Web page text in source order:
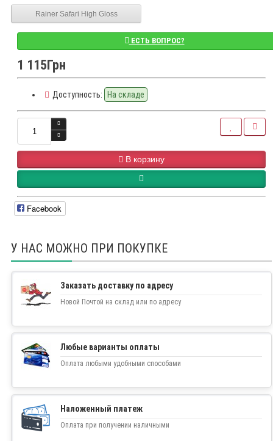
Rainer Safari High Gloss
ЕСТЬ ВОПРОС?
1 115Грн
Доступность: На складе
В корзину
Facebook
У НАС МОЖНО ПРИ ПОКУПКЕ
Заказать доставку по адресу
Новой Почтой на склад или по адресу
Любые варианты оплаты
Оплата любыми удобными способами
Наложенный платеж
Оплата при получении наличными